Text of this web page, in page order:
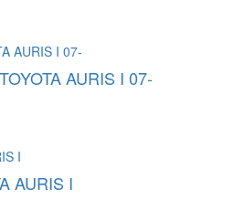
AURIS I 07-
AURIS I